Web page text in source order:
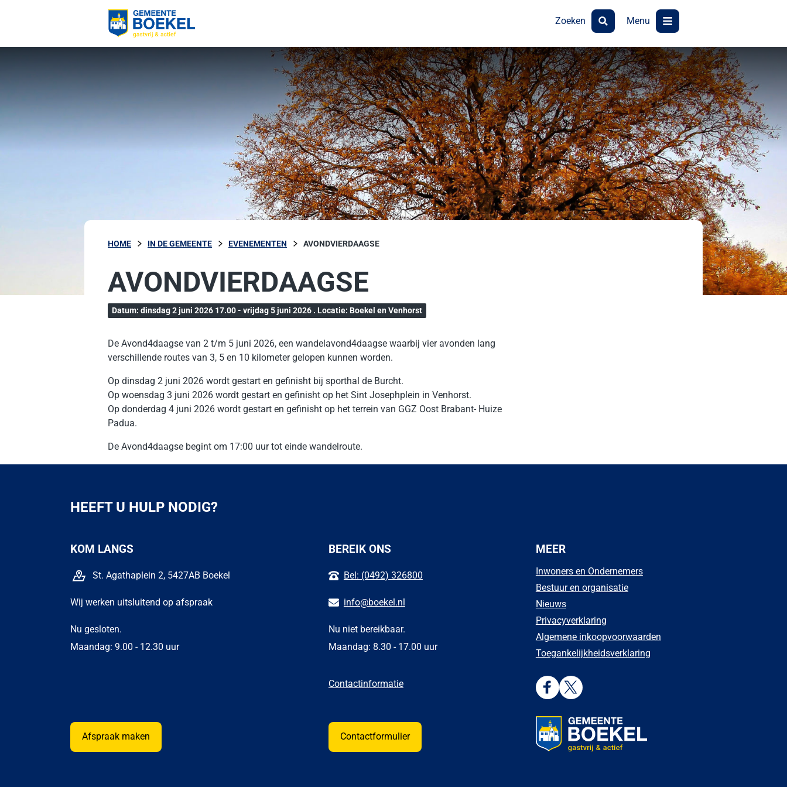
Zoeken Menu
HOME IN DE GEMEENTE EVENEMENTEN AVONDVIERDAAGSE
AVONDVIERDAAGSE
Datum: dinsdag 2 juni 2026 17.00 - vrijdag 5 juni 2026 . Locatie: Boekel en Venhorst
De Avond4daagse van 2 t/m 5 juni 2026, een wandelavond4daagse waarbij vier avonden lang
verschillende routes van 3, 5 en 10 kilometer gelopen kunnen worden.
Op dinsdag 2 juni 2026 wordt gestart en gefinisht bij sporthal de Burcht.
Op woensdag 3 juni 2026 wordt gestart en gefinisht op het Sint Josephplein in Venhorst.
Op donderdag 4 juni 2026 wordt gestart en gefinisht op het terrein van GGZ Oost Brabant- Huize
Padua.
De Avond4daagse begint om 17:00 uur tot einde wandelroute.
HEEFT U HULP NODIG?
KOM LANGS
St. Agathaplein 2, 5427AB Boekel
Wij werken uitsluitend op afspraak
Nu gesloten.
Maandag: 9.00 - 12.30 uur
Afspraak maken
BEREIK ONS
Bel: (0492) 326800
info@boekel.nl
Nu niet bereikbaar.
Maandag: 8.30 - 17.00 uur
Contactinformatie
Contactformulier
MEER
Inwoners en Ondernemers
Bestuur en organisatie
Nieuws
Privacyverklaring
Algemene inkoopvoorwaarden
Toegankelijkheidsverklaring